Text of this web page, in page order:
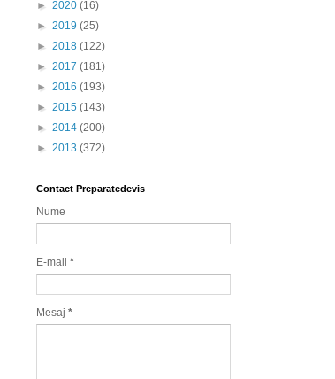
► 2020 (16)
► 2019 (25)
► 2018 (122)
► 2017 (181)
► 2016 (193)
► 2015 (143)
► 2014 (200)
► 2013 (372)
Contact Preparatedevis
Nume
E-mail *
Mesaj *